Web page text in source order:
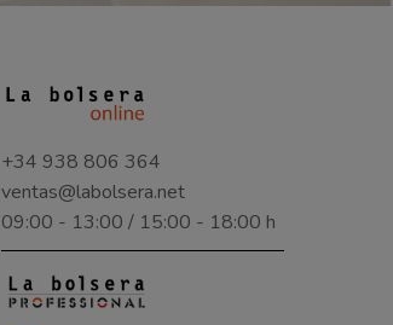
+34 938 806 364
ventas@labolsera.net
09:00 - 13:00 / 15:00 - 18:00 h